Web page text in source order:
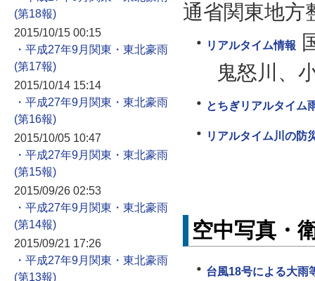
2015/10/15 00:15
・平成27年9月関東・東北豪雨
2015/10/14 15:14
・平成27年9月関東・東北豪雨
2015/10/05 10:47
・平成27年9月関東・東北豪雨
2015/09/26 02:53
・平成27年9月関東・東北豪雨
2015/09/21 17:26
・平成27年9月関東・東北豪雨
通省関東地方
リアルタイム情報
鬼怒川、
とちぎリアルタイム
リアルタイム川の防
空中写真・
台風18号による大雨